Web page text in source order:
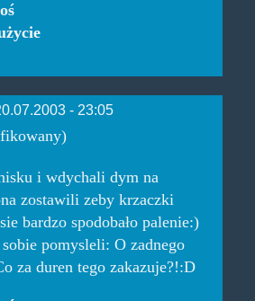
- 23:05
i wdychali dym na
zostawili zeby krzaczki
bardzo spodobało palenie:)
pomysleli: O zadnego
za duren tego zakazuje?!:D